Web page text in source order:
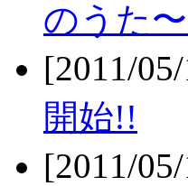
のうた
[2011/
開始!!
[2011/